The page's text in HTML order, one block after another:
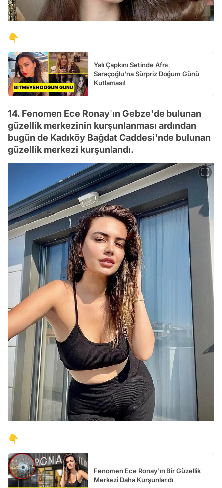
👇
Yalı Çapkını Setinde Afra
Saraçoğlu'na Sürpriz Doğum Günü
Kutlaması!
14. Fenomen Ece Ronay'ın Gebze'de bulunan
güzellik merkezinin kurşunlanması ardından
bugün de Kadıköy Bağdat Caddesi'nde bulunan
güzellik merkezi kurşunlandı.
👇
Fenomen Ece Ronay'ın Bir Güzellik
Merkezi Daha Kurşunlandı